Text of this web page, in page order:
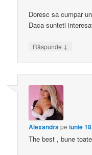
Doresc sa cumpar
Daca sunteti
Răspunde ↓
Alexandrapeiunie
The best , bune